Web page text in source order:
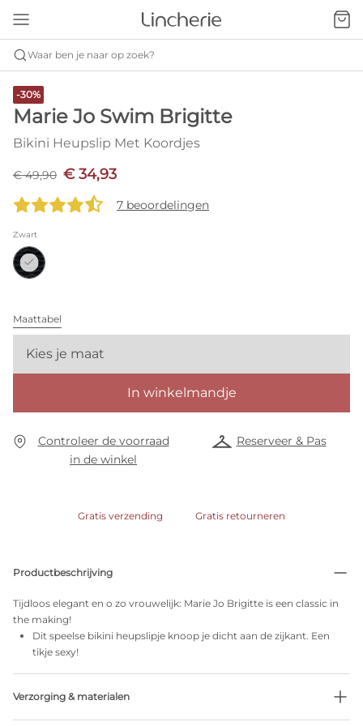
Waar ben je naar op zoek?
-30%
Marie Jo Swim Brigitte
Bikini Heupslip Met Koordjes
€ 49,90 € 34,93
7 beoordelingen
Zwart
Maattabel
Kies je maat
In winkelmandje
Controleer de voorraad
in de winkel
Reserveer & Pas
Gratis verzending Gratis retourneren
Productbeschrijving
Tijdloos elegant en o zo vrouwelijk: Marie Jo Brigitte is een classic in
the making!
Dit speelse bikini heupslipje knoop je dicht aan de zijkant. Een
tikje sexy!
Verzorging & materialen